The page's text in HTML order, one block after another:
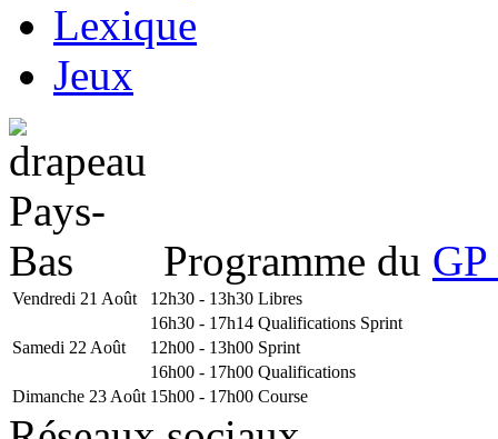
Lexique
Jeux
Programme du
Vendredi 21 Août 12h30 - 13h30 Libres
16h30 - 17h14 Qualifications Sprint
Samedi 22 Août
12h00 - 13h00 Sprint
16h00 - 17h00 Qualifications
Dimanche 23 Août 15h00 - 17h00 Course